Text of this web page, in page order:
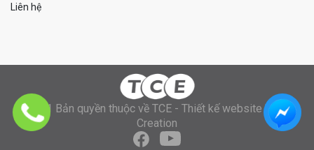
Liên hệ
© 2021 Bản quyền thuộc về TCE - Thiết kế websitebởiUni
Creation